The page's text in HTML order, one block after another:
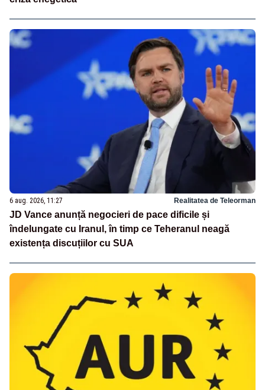
6 aug. 2026, 11:27 Realitatea de Teleorman
JD Vance anunță negocieri de pace dificile și
îndelungate cu Iranul, în timp ce Teheranul neagă
existența discuțiilor cu SUA